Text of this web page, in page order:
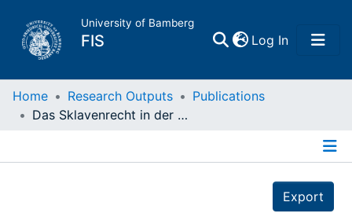
University of Bamberg
FIS Log In(current)
Home
Home Research Outputs
Publications
Das Sklavenrecht in der Hebräischen Bibel und seine Interpretation bis zum Hochmittelalter
Export